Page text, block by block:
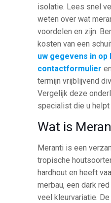
isolatie. Lees snel
weten over wat
voordelen en zijn.
kosten van een
uw gegevens in op
contactformulier
termijn vrijblijvend
Vergelijk deze
specialist die u
Wat is
Meranti is een
tropische
hardhout en heeft
merbau, een dark
veel kleurvariatie.